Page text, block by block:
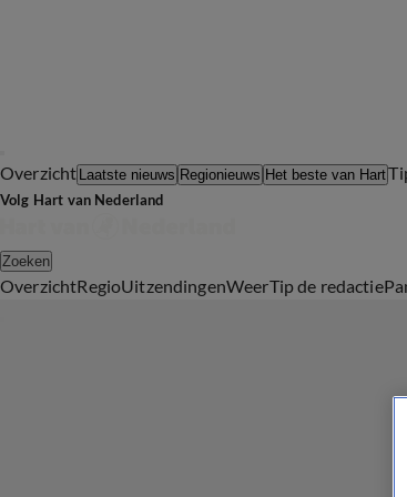
Overzicht Laatste nieuws Regionieuws Het beste van Hart
Volg Hart van Nederland
Zoeken
OverzichtRegioUitzendingenWeerTip de redactie